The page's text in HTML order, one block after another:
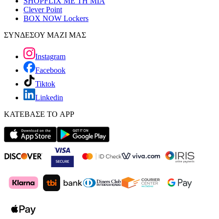
Clever Point
BOX NOW Lockers
ΣΥΝΔΕΣΟΥ ΜΑΖΙ ΜΑΣ
Instagram
Facebook
Tiktok
Linkedin
ΚΑΤΕΒΑΣΕ ΤΟ APP